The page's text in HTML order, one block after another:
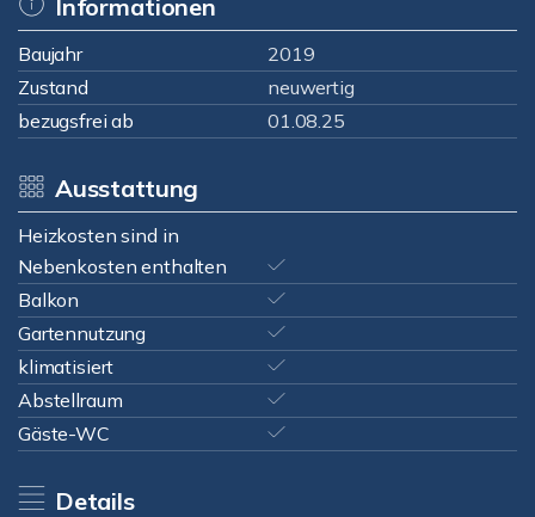
Informationen
Baujahr
2019
Zustand
neuwertig
bezugsfrei ab
01.08.25
Ausstattung
Heizkosten sind in
Nebenkosten enthalten
Balkon
Gartennutzung
klimatisiert
Abstellraum
Gäste-WC
Details